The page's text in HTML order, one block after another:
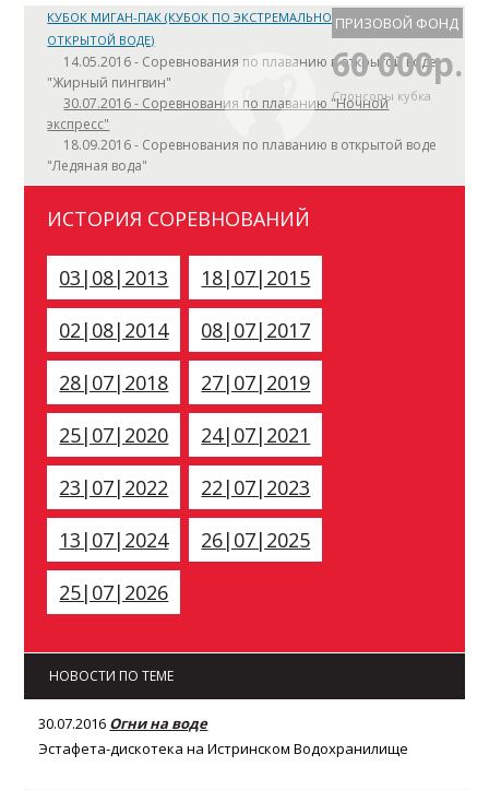
КУБОК МИГАН-ПАК (КУБОК ПО ЭКСТРЕМАЛЬНОМУ ПЛАВАНИЮ В
ОТКРЫТОЙ ВОДЕ)
14.05.2016 - Соревнования по плаванию в открытой воде
"Жирный пингвин"
30.07.2016 - Соревнования по плаванию "Ночной
экспресс"
18.09.2016 - Соревнования по плаванию в открытой воде
"Ледяная вода"
ПРИЗОВОЙ ФОНД
60 000р.
Спонсоры кубка
ИСТОРИЯ СОРЕВНОВАНИЙ
03|08|2013
18|07|2015
02|08|2014
08|07|2017
28|07|2018
27|07|2019
25|07|2020
24|07|2021
23|07|2022
22|07|2023
13|07|2024
26|07|2025
25|07|2026
НОВОСТИ ПО ТЕМЕ
30.07.2016 Огни на воде
Эстафета-дискотека на Истринском Водохранилище